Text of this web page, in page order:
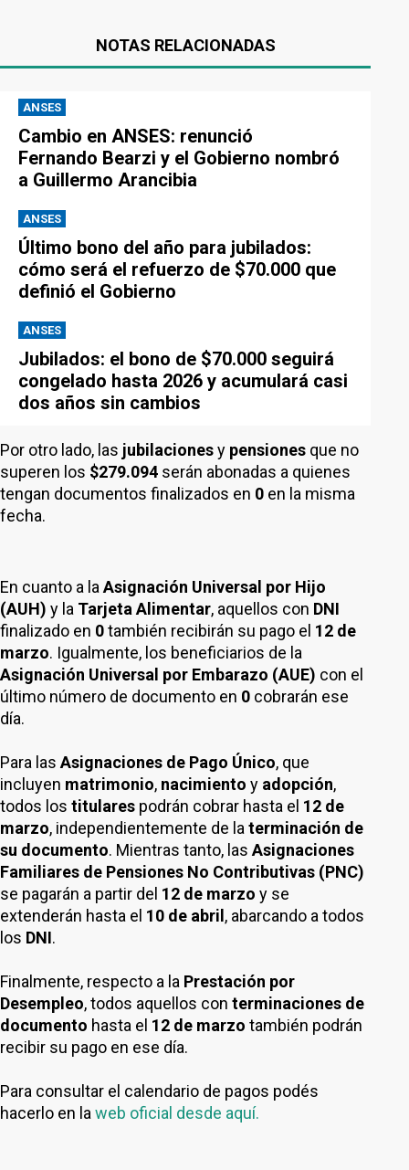
NOTAS RELACIONADAS
ANSES
Cambio en ANSES: renunció
Fernando Bearzi y el Gobierno nombró
a Guillermo Arancibia
ANSES
Último bono del año para jubilados:
cómo será el refuerzo de $70.000 que
definió el Gobierno
ANSES
Jubilados: el bono de $70.000 seguirá
congelado hasta 2026 y acumulará casi
dos años sin cambios
Por otro lado, las jubilacionesy pensiones que no
superen los $279.094 serán abonadas a quienes
tengan documentos finalizados en 0 en la misma
fecha.
En cuanto a la Asignación Universal por Hijo
(AUH) y la Tarjeta Alimentar, aquellos con DNI
finalizado en 0también recibirán su pago el 12 de
marzo. Igualmente, los beneficiarios de la
Asignación Universal por Embarazo (AUE) con el
último número de documento en 0 cobrarán ese
día.
Para las Asignaciones de Pago Único, que
incluyen matrimonio, nacimiento y adopción,
todos los titulares podrán cobrar hasta el 12 de
marzo, independientemente de la terminación de
su documento. Mientras tanto, las Asignaciones
Familiares de Pensiones No Contributivas (PNC)
se pagarán a partir del 12 de marzo y se
extenderán hasta el 10 de abril , abarcando a todos
los DNI.
Finalmente, respecto a la Prestación por
Desempleo, todos aquellos con terminaciones de
documento hasta el 12 de marzo también podrán
recibir su pago en ese día.
Para consultar el calendario de pagos podés
hacerlo en la web oficial desde aquí.